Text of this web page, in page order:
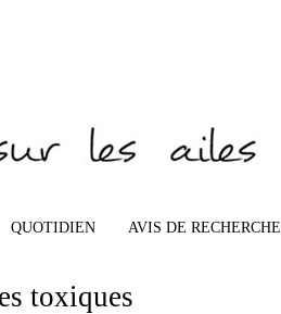
QUOTIDIEN AVIS DE RECHERCHE
toxiques